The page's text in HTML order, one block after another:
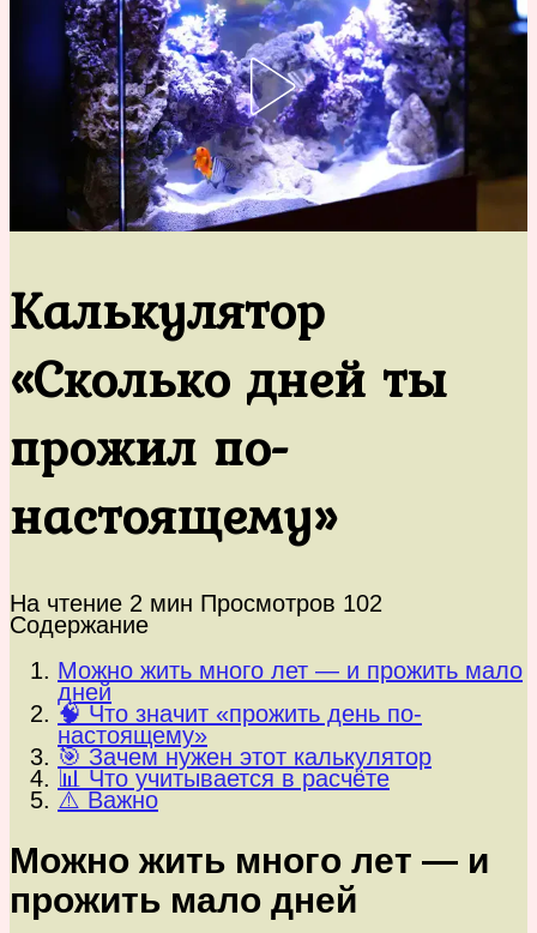
Калькулятор
«Сколько дней ты
прожил по-
настоящему»
На чтение 2 мин Просмотров 102
Содержание
Можно жить много лет — и прожить мало
дней
🧠 Что значит «прожить день по-
настоящему»
🎯 Зачем нужен этот калькулятор
📊 Что учитывается в расчёте
⚠️ Важно
Можно жить много лет — и
прожить мало дней